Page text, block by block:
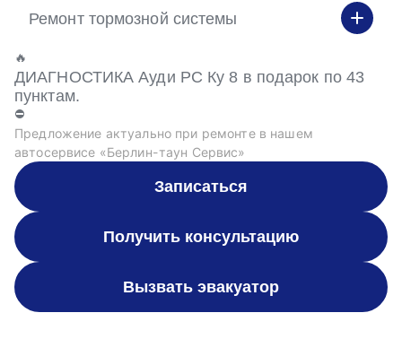
Ремонт тормозной системы
🔥
ДИАГНОСТИКА Ауди РС Ку 8 в подарок по 43
пунктам.
⛔
Предложение актуально при ремонте в нашем
автосервисе «Берлин-таун Сервис»
Записаться
Получить консультацию
Вызвать эвакуатор